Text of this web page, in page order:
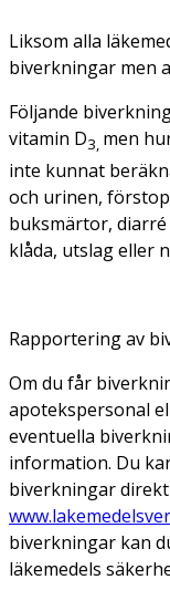
Liksom alla
biverkningar men
Följande
vitamin D3, men
inte kunnat
och urinen,
buksmärtor,
klåda, utslag eller
Rapportering av
Om du får
apotekspersonal
eventuella
information. Du
biverkningar
biverkningar kan
läkemedels